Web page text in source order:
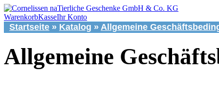
WarenkorbKasseIhr Konto
Startseite » Katalog » Allgemeine
Allgemeine